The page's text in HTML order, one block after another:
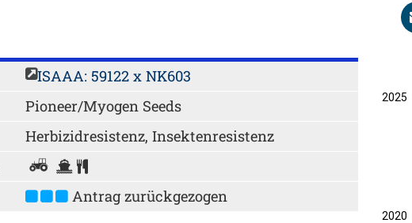
ISAAA: 59122 x NK603
Pioneer/Myogen Seeds
Herbizidresistenz, Insektenresistenz
Antrag zurückgezogen